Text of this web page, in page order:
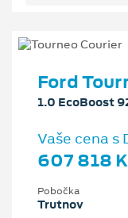
Ford
1.0 EcoBoost
Vaše cena s
607 818
Pobočka
Trutnov